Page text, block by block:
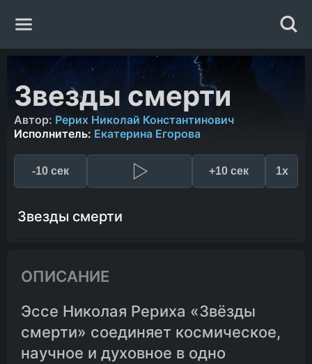
Главная
Жанры
Авторы
Исполнители
Звезды смерти
Автор: Рерих Николай Константинович
Исполнитель: Екатерина Егорова
-10 сек +10 сек 1x
Звезды смерти
ОПИСАНИЕ
Эссе Николая Рериха «Звёзды
смерти» соединяет космическое,
научное и духовное в одно